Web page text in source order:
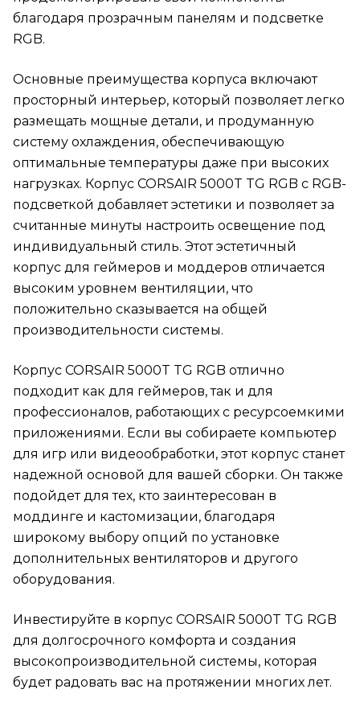
благодаря прозрачным панелям и подсветке
RGB.
Основные преимущества корпуса включают
просторный интерьер, который позволяет легко
размещать мощные детали, и продуманную
систему охлаждения, обеспечивающую
оптимальные температуры даже при высоких
нагрузках. Корпус CORSAIR 5000T TG RGB с RGB-
подсветкой добавляет эстетики и позволяет за
считанные минуты настроить освещение под
индивидуальный стиль. Этот эстетичный
корпус для геймеров и моддеров отличается
высоким уровнем вентиляции, что
положительно сказывается на общей
производительности системы.
Корпус CORSAIR 5000T TG RGB отлично
подходит как для геймеров, так и для
профессионалов, работающих с ресурсоемкими
приложениями. Если вы собираете компьютер
для игр или видеообработки, этот корпус станет
надежной основой для вашей сборки. Он также
подойдет для тех, кто заинтересован в
моддинге и кастомизации, благодаря
широкому выбору опций по установке
дополнительных вентиляторов и другого
оборудования.
Инвестируйте в корпус CORSAIR 5000T TG RGB
для долгосрочного комфорта и создания
высокопроизводительной системы, которая
будет радовать вас на протяжении многих лет.